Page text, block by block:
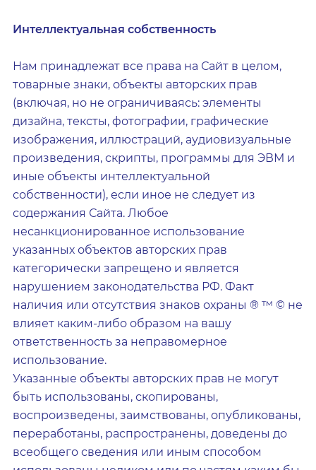
Интеллектуальная собственность
Нам принадлежат все права на Сайт в целом,
товарные знаки, объекты авторских прав
(включая, но не ограничиваясь: элементы
дизайна, тексты, фотографии, графические
изображения, иллюстраций, аудиовизуальные
произведения, скрипты, программы для ЭВМ и
иные объекты интеллектуальной
собственности), если иное не следует из
содержания Сайта. Любое
несанкционированное использование
указанных объектов авторских прав
категорически запрещено и является
нарушением законодательства РФ. Факт
наличия или отсутствия знаков охраны ® ™ © не
влияет каким-либо образом на вашу
ответственность за неправомерное
использование.
Указанные объекты авторских прав не могут
быть использованы, скопированы,
воспроизведены, заимствованы, опубликованы,
переработаны, распространены, доведены до
всеобщего сведения или иным способом